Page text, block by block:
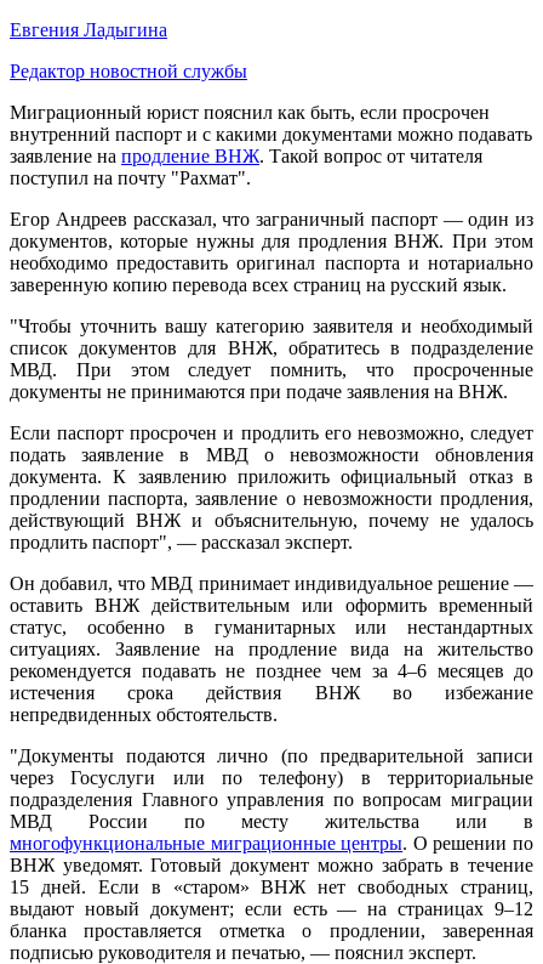
Евгения Ладыгина
Редактор новостной службы
Миграционный юрист пояснил как быть, если просрочен
внутренний паспорт и с какими документами можно подавать
заявление на продление ВНЖ. Такой вопрос от читателя
поступил на почту "Рахмат".
Егор Андреев рассказал, что заграничный паспорт — один из
документов, которые нужны для продления ВНЖ. При этом
необходимо предоставить оригинал паспорта и нотариально
заверенную копию перевода всех страниц на русский язык.
"Чтобы уточнить вашу категорию заявителя и необходимый
список документов для ВНЖ, обратитесь в подразделение
МВД. При этом следует помнить, что просроченные
документы не принимаются при подаче заявления на ВНЖ.
Если паспорт просрочен и продлить его невозможно, следует
подать заявление в МВД о невозможности обновления
документа. К заявлению приложить официальный отказ в
продлении паспорта, заявление о невозможности продления,
действующий ВНЖ и объяснительную, почему не удалось
продлить паспорт", — рассказал эксперт.
Он добавил, что МВД принимает индивидуальное решение —
оставить ВНЖ действительным или оформить временный
статус, особенно в гуманитарных или нестандартных
ситуациях. Заявление на продление вида на жительство
рекомендуется подавать не позднее чем за 4–6 месяцев до
истечения срока действия ВНЖ во избежание
непредвиденных обстоятельств.
"Документы подаются лично (по предварительной записи
через Госуслуги или по телефону) в территориальные
подразделения Главного управления по вопросам миграции
МВД России по месту жительства или в
многофункциональные миграционные центры. О решении по
ВНЖ уведомят. Готовый документ можно забрать в течение
15 дней. Если в «старом» ВНЖ нет свободных страниц,
выдают новый документ; если есть — на страницах 9–12
бланка проставляется отметка о продлении, заверенная
подписью руководителя и печатью, — пояснил эксперт.